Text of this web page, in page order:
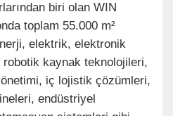
biri olan WIN
toplam 55.000 m²
elektrik, elektronik
kaynak teknolojileri,
iç lojistik çözümleri,
endüstriyel